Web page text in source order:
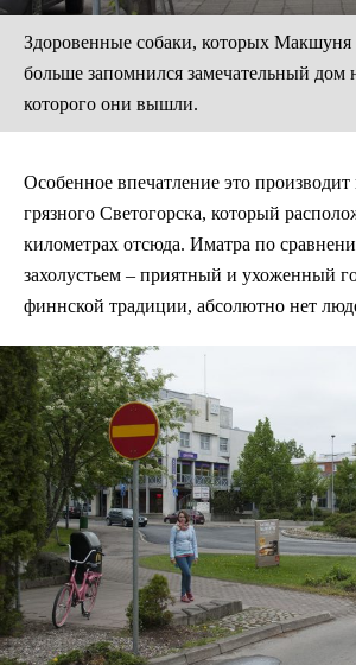
Здоровенные собаки, которых Макшуня
больше запомнился замечательный дом
которого они вышли.
Особенное впечатление это
грязного Светогорска, который
километрах отсюда. Иматра по
захолустьем – приятный и ухоженный
финнской традиции, абсолютно нет